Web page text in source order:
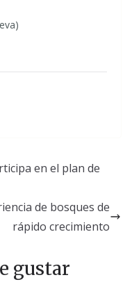
en el plan de
de bosques de
rápido crecimiento
gustar